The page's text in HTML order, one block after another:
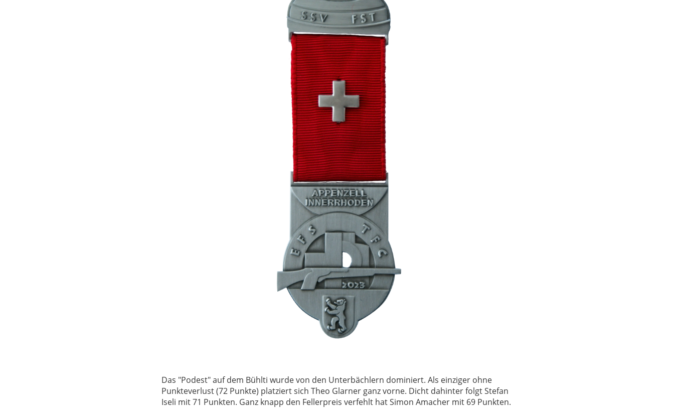
Das "Podest" auf dem Bühlti wurde von den Unterbächlern dominiert. Als einziger ohne
Punkteverlust (72 Punkte) platziert sich Theo Glarner ganz vorne. Dicht dahinter folgt Stefan
Iseli mit 71 Punkten. Ganz knapp den Fellerpreis verfehlt hat Simon Amacher mit 69 Punkten.